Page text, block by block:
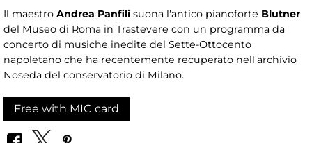
Il maestro Andrea Panfili suona l'antico pianoforte Blutner
del Museo di Roma in Trastevere con un programma da
concerto di musiche inedite del Sette-Ottocento
napoletano che ha recentemente recuperato nell'archivio
Noseda del conservatorio di Milano.
Free with MIC card